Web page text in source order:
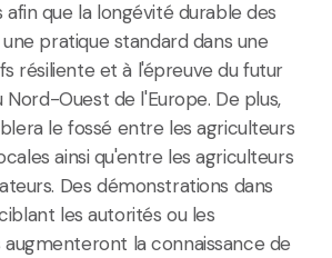
que la longévité durable des
pratique standard dans une
résiliente et à l'épreuve du futur
Nord-Ouest de l'Europe. De plus,
le fossé entre les agriculteurs
ainsi qu'entre les agriculteurs
Des démonstrations dans
les autorités ou les
la connaissance de